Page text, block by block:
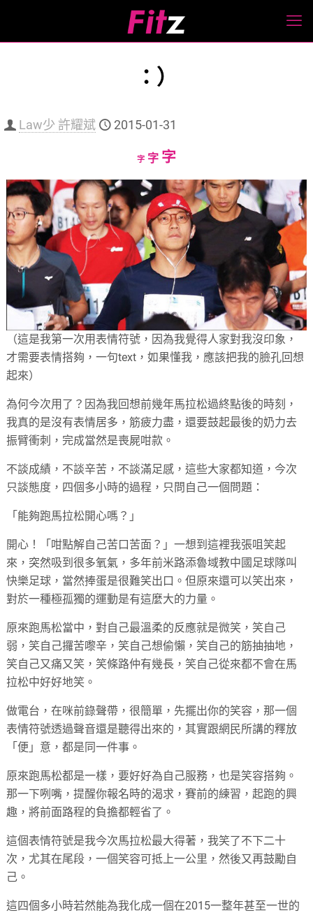
：）
Law少 許耀斌 2015-01-31
字Decrease
size.
字Reset
size.
字Increase
size.
（這是我第一次用表情符號，因為我覺得人家對我沒印象，
才需要表情搭夠，一句text，如果懂我，應該把我的臉孔回想
起來）
為何今次用了？因為我回想前幾年馬拉松過終點後的時刻，
我真的是沒有表情居多，筋疲力盡，還要鼓起最後的奶力去
振臂衝刺，完成當然是喪屍咁款。
不談成績，不談辛苦，不談滿足感，這些大家都知道，今次
只談態度，四個多小時的過程，只問自己一個問題：
「能夠跑馬拉松開心嗎？」
開心！「咁點解自己苦口苦面？」一想到這裡我張咀笑起
來，突然吸到很多氧氣，多年前米路添魯域教中國足球隊叫
快樂足球，當然捧蛋是很難笑出口。但原來還可以笑出來，
對於一種極孤獨的運動是有這麼大的力量。
原來跑馬松當中，對自己最溫柔的反應就是微笑，笑自己
弱，笑自己攞苦嚟辛，笑自己想偷懶，笑自己的筋抽抽地，
笑自己又痛又笑，笑條路仲有幾長，笑自己從來都不會在馬
拉松中好好地笑。
做電台，在咪前錄聲帶，很簡單，先擺出你的笑容，那一個
表情符號透過聲音還是聽得出來的，其實跟網民所講的釋放
「便」意，都是同一件事。
原來跑馬松都是一樣，要好好為自己服務，也是笑容搭夠。
那一下咧嘴，提醒你報名時的渴求，賽前的練習，起跑的興
趣，將前面路程的負擔都輕省了。
這個表情符號是我今次馬拉松最大得著，我笑了不下二十
次，尤其在尾段，一個笑容可抵上一公里，然後又再鼓勵自
己。
這四個多小時若然能為我化成一個在2015一整年甚至一世的